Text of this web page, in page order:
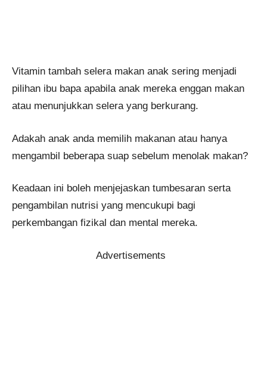
Vitamin tambah selera makan anak sering menjadi
pilihan ibu bapa apabila anak mereka enggan makan
atau menunjukkan selera yang berkurang.
Adakah anak anda memilih makanan atau hanya
mengambil beberapa suap sebelum menolak makan?
Keadaan ini boleh menjejaskan tumbesaran serta
pengambilan nutrisi yang mencukupi bagi
perkembangan fizikal dan mental mereka.
Advertisements